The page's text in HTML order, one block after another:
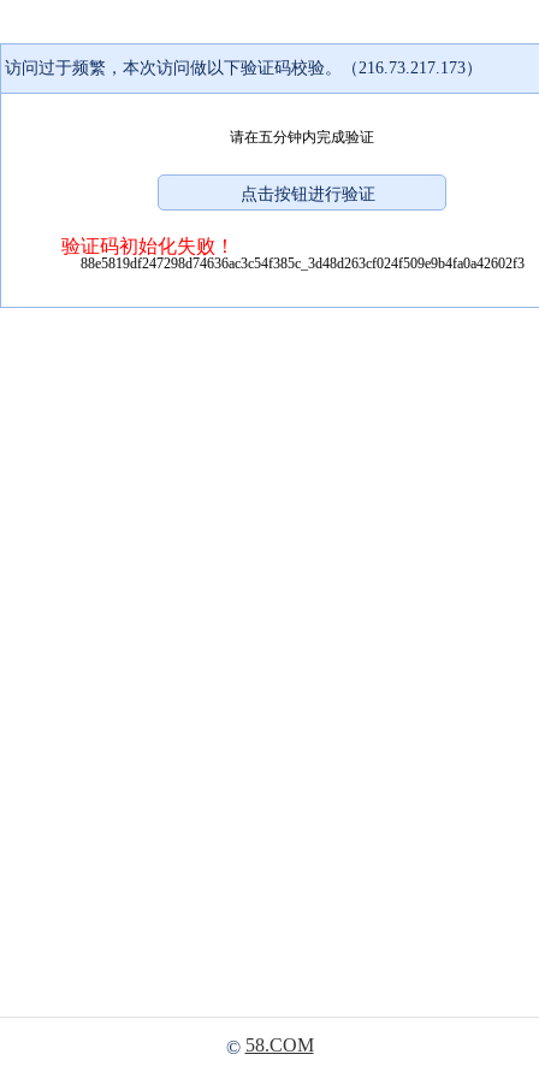
访问过于频繁，本次访问做以下验证码校验。（216.73.217.173）
请在五分钟内完成验证
验证码初始化失败！
88e5819df247298d74636ac3c54f385c_3d48d263cf024f509e9b4fa0a42602f3
© 58.COM